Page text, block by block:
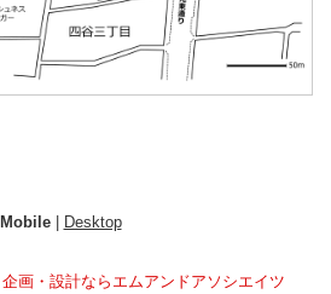
Mobile| Desktop
画・設計ならエムアンドアソシエイツ